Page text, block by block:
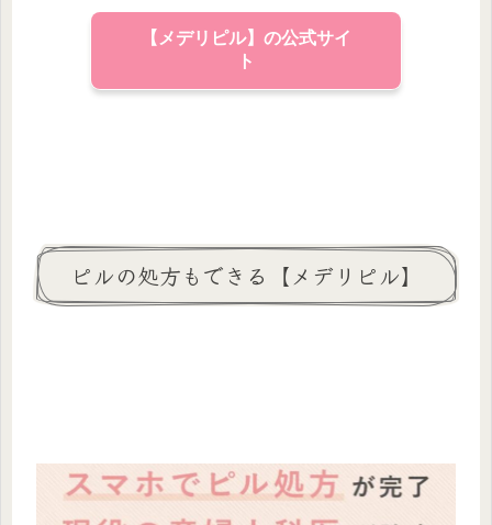
【メデリピル】の公式サイ
ト
ピルの処方もできる【メデリピル】